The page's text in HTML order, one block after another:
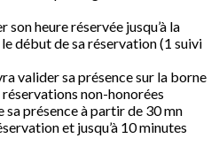
son heure réservée jusqu’à la
début de sa réservation (1 suivi
valider sa présence sur la borne
non-honorées
présence à partir de 30 mn
et jusqu’à 10 minutes